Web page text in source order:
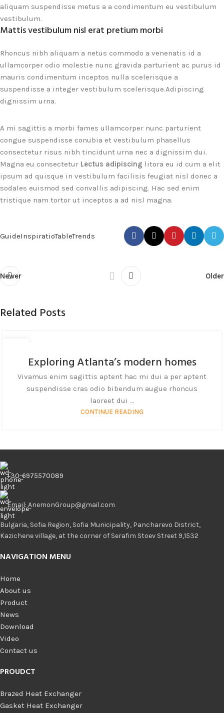
aliquam suspendisse metus a a condimentum eu vestibulum
vestibulum.
Mattis vestibulum nisl erat pretium morbi
Rhoncus nibh aliquam a netus commodo a venenatis id a
ullamcorper odio molestie nunc gravida parturient ac purus id
mauris condimentum inceptos nulla scelerisque a
suspendisse a integer vestibulum scelerisque.Adipiscing
dignissim urna.
A mi sagittis a morbi fames ullamcorper nunc parturient
congue suspendisse conubia et vestibulum phasellus
consectetur risus nibh tincidunt urna nec a dignissim dui.
Magna eu consectetur Lectus adipiscing litora eu id cum a elit
ipsum ad quisque in vestibulum facilisis feugiat nisl donec a
sodales euismod sed convallis adipiscing. Hac sed enim
tristique nam tortor ut inceptos a ad nisl magna.
GuideInspiratioTableTrends
Newer Older
Related Posts
Exploring Atlanta’s modern homes
Vivamus enim sagittis aptent hac mi dui a per aptent
suspendisse cras odio bibendum augue rhoncus
laoreet dui ...
CONTINUE READING
+30-6975570089
Email: AnemonGroup@gmail.com
Bulgaria, Sofia Region, Sofia Municipality, Pancharevo District,
Kazichene village, at the corner of Serafim Stoev Street 9,1532
NAVIGATION MENU
Home
About us
Product
News
Download
Video
Contact us
PROUDCT
Brazed Heat Exchanger
Gasket Heat Exchanger